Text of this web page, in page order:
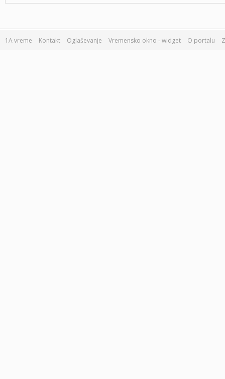
1A vreme Kontakt Oglaševanje Vremensko okno - widget O portalu